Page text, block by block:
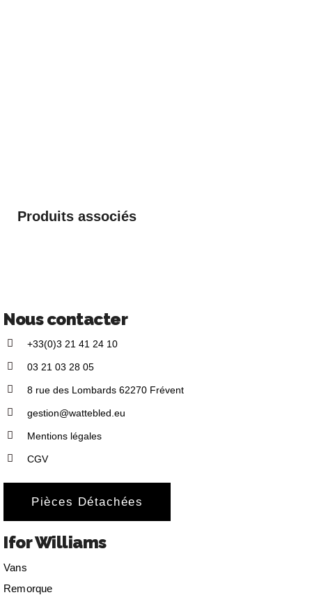
Produits associés
Nous contacter
+33(0)3 21 41 24 10
03 21 03 28 05
8 rue des Lombards 62270 Frévent
gestion@wattebled.eu
Mentions légales
CGV
Pièces Détachées
Ifor Williams
Vans
Remorque